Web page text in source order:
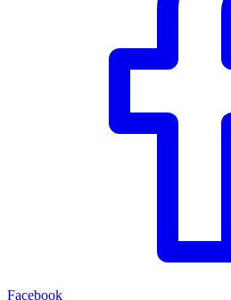
Facebook